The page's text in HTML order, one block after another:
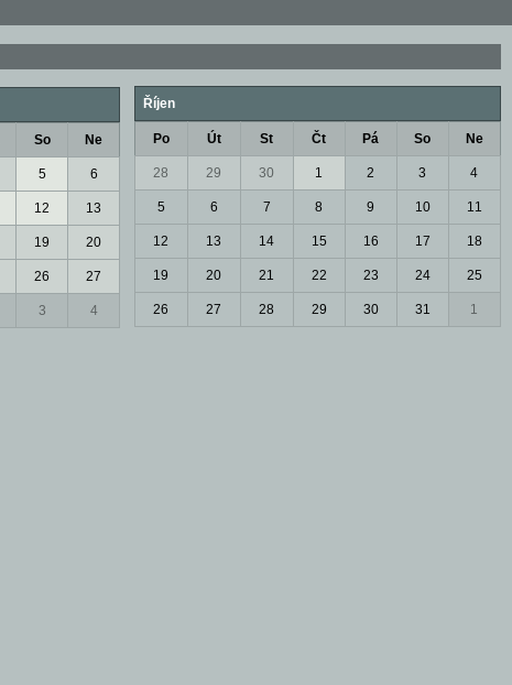
So Ne
5 6
12 13
19 20
26 27
3 4
Říjen
Po Út St Čt Pá So Ne
28 29 30 1 2 3 4
5 6 7 8 9 10 11
12 13 14 15 16 17 18
19 20 21 22 23 24 25
26 27 28 29 30 31 1